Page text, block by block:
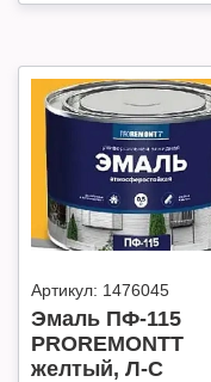
Артикул: 1476045
Эмаль ПФ-115
PROREMONTT
желтый, Л-С